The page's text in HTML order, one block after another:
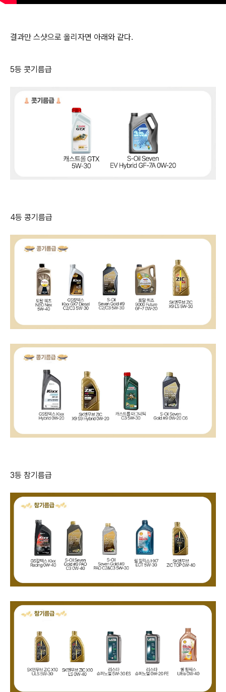
결과만 스샷으로 올리자면 아래와 같다.
5등 콧기름급
4등 콩기름급
3등 참기름급